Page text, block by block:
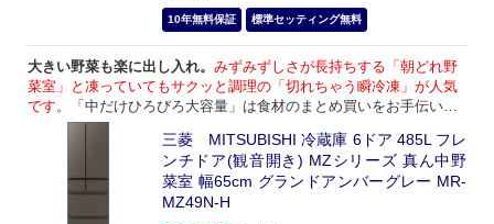
10年無料保証 標準セッティング無料
大きい野菜も楽に出し入れ。 みずみずしさが長持ちする「朝どれ野
菜室」と凍っていてもサクッと調理の「切れちゃう瞬冷凍」が人気
です。
「中だけひろびろ大容量」は食材のまとめ買いをお手伝いす
る賢い選択の冷蔵庫です。
三菱 MITSUBISHI 冷蔵庫 6ドア 485L フレ
ンチドア(観音開き) MZシリーズ 真ん中野
菜室 幅65cm グランドアンバーグレー MR-
MZ49N-H